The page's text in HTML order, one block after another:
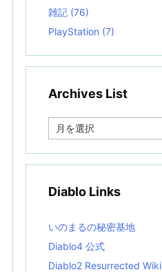
雑記 (76)
PlayStation (7)
Archives List
e
i
s
t
Diablo Links
いのまるの秘密基地
Diablo4 公式
Diablo2 Resurrected Wiki